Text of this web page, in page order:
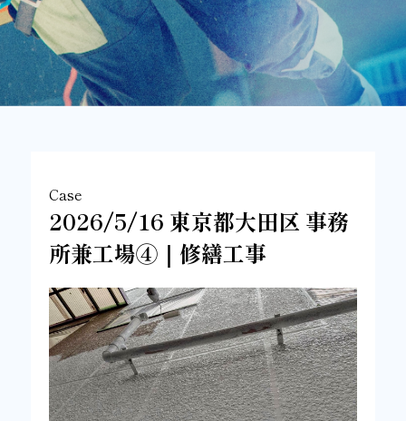
Case
2026/5/16 東京都大田区 事務
所兼工場④｜修繕工事